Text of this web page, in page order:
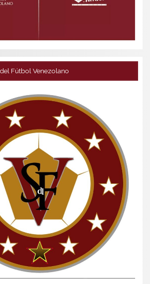
Fútbol Venezolano